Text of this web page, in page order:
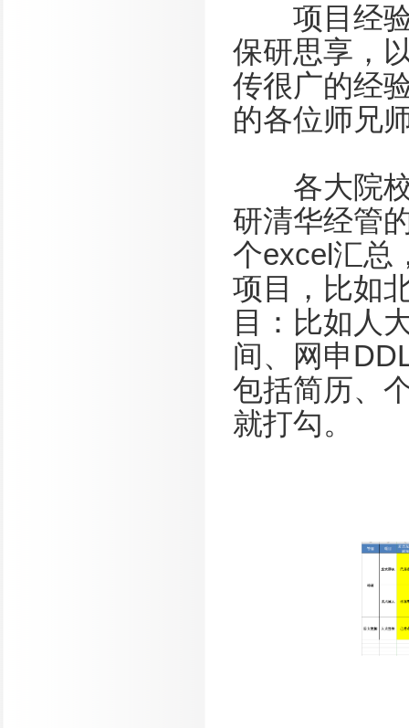
项目经验
保研思享，
传很广的经
的各位师兄
各大院校
研清华经管
个excel汇总
项目，比如
目：比如人
间、网申
包括简历、
就打勾。